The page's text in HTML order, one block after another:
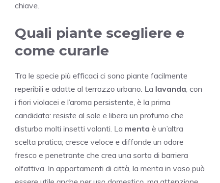
chiave.
Quali piante scegliere e
come curarle
Tra le specie più efficaci ci sono piante facilmente
reperibili e adatte al terrazzo urbano. La lavanda, con
i fiori violacei e l’aroma persistente, è la prima
candidata: resiste al sole e libera un profumo che
disturba molti insetti volanti. La menta è un’altra
scelta pratica; cresce veloce e diffonde un odore
fresco e penetrante che crea una sorta di barriera
olfattiva. In appartamenti di città, la menta in vaso può